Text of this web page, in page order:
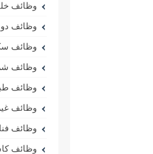
وظائف
وظائف
وظائف
وظائف
وظائف
وظائف
وظائف
وظائف